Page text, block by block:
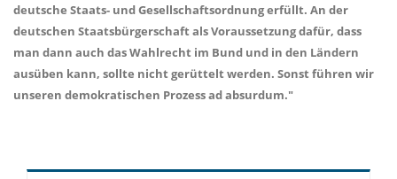
deutsche Staats- und Gesellschaftsordnung erfüllt. An der
deutschen Staatsbürgerschaft als Voraussetzung dafür, dass
man dann auch das Wahlrecht im Bund und in den Ländern
ausüben kann, sollte nicht gerüttelt werden. Sonst führen wir
unseren demokratischen Prozess ad absurdum."